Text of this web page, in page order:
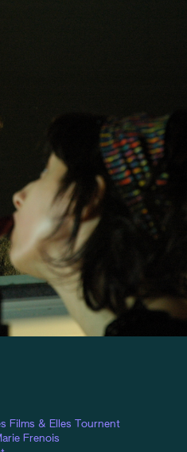
Films & Elles Tournent
Frenois